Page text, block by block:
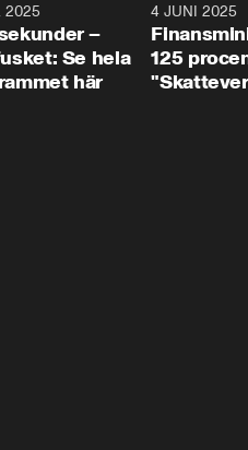
4:29
2025
–
Se hela
här
4 JUNI 2025
125